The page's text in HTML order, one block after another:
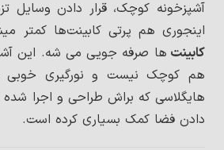
آشپزخونه کوچک، قرار دادن وسایل
اینجوری هم پرتی کابینت‌ها کمتر
کابینت ‌ ها صرفه جویی می شه. این
هم کوچک نیست و نورگیری خوبی
هایگلاسی که براش طراحی و اجرا شده
دادن فضا کمک بسیاری کرده است.